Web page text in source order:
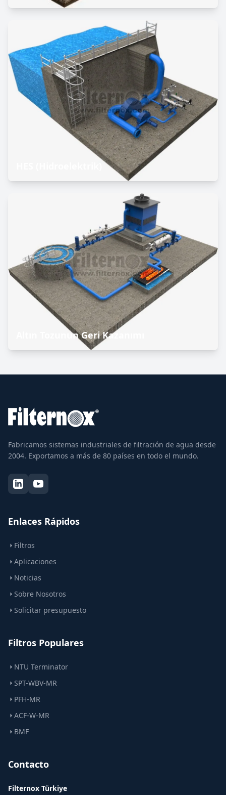
Altın Tozunun Geri Kazanımı
Fabricamos sistemas industriales de filtración de agua desde
2004. Exportamos a más de 80 países en todo el mundo.
Enlaces Rápidos
Filtros
Aplicaciones
Noticias
Sobre Nosotros
Solicitar presupuesto
Filtros Populares
NTU Terminator
SPT-WBV-MR
PFH-MR
ACF-W-MR
BMF
Contacto
Filternox Türkiye